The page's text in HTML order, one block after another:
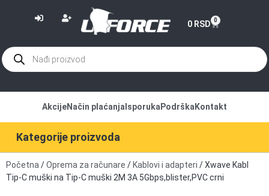
0 RSD 0
Kategorije proizvoda
AkcijeNačin plaćanja Isporuka Podrška Kontakt
Početna /Oprema za računare / Kablovi i adapteri / Xwave Kabl
Tip-C muški na Tip-C muški 2M 3A 5Gbps,blister,PVC crni